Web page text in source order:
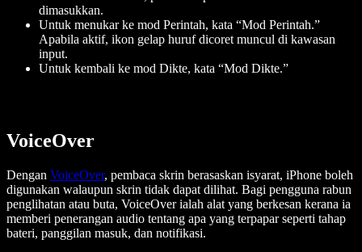
dimasukkan.
Untuk menukar ke mod Perintah, kata “Mod Perintah.”
Apabila aktif, ikon gelap huruf dicoret muncul di kawasan
input.
Untuk kembali ke mod Dikte, kata “Mod Dikte.”
VoiceOver
Dengan VoiceOver, pembaca skrin berasaskan isyarat, iPhone boleh
digunakan walaupun skrin tidak dapat dilihat. Bagi pengguna rabun
penglihatan atau buta, VoiceOver ialah alat yang berkesan kerana ia
memberi penerangan audio tentang apa yang terpapar seperti tahap
bateri, panggilan masuk, dan notifikasi.